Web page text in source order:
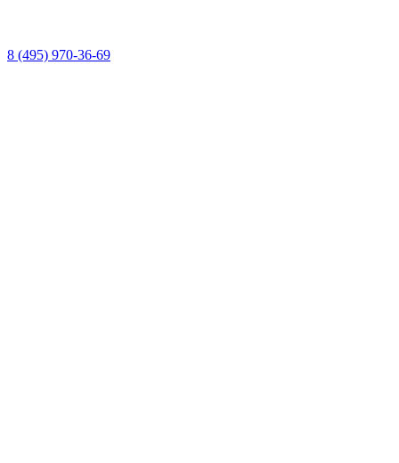
8 (495) 970-36-69